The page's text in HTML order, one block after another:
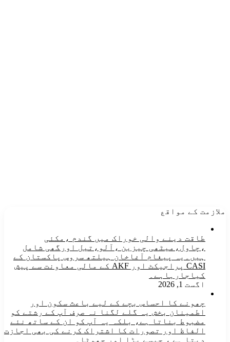
ملازمت کے مواقع
طاقت دینے والی خوراک میں گندم ،مکئی
،چاول،میٹھی چیزین ،آلو،تیل اورگھی شامل
ہیں۔یہ پیغام آغاخان ہیلتھ سروس پاکستان کے
CASI پراجیکٹ اور AKF کے مالی معاونت سے پیش
کیاجارہاہے۔
اگست 1, 2026
چھونے کا احساس بچے کے لیے باعث سکون اور
اطمینان بخش یہ گلے لگنا نہ صرف آپ کے رشتے کو
مضبوط بناتا ہے، بلکہ یہ آپ کو ان کے ساتھ نئے
الفاظ اور تصورات کا اشتراک کرنے کی بھی اجازت
دیتا ہے ، جیسے بڑا اور چھوٹا۔